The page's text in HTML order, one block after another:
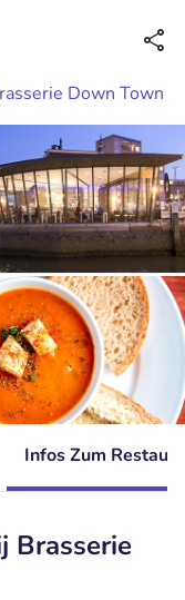
Erreichbar bis 23:00 Uhr
Down Town
Infos Zum
Brasserie